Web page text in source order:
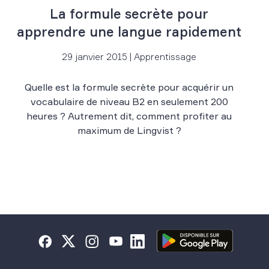
La formule secrète pour
apprendre une langue rapidement
29 janvier 2015 | Apprentissage
Quelle est la formule secrète pour acquérir un
vocabulaire de niveau B2 en seulement 200
heures ? Autrement dit, comment profiter au
maximum de Lingvist ?